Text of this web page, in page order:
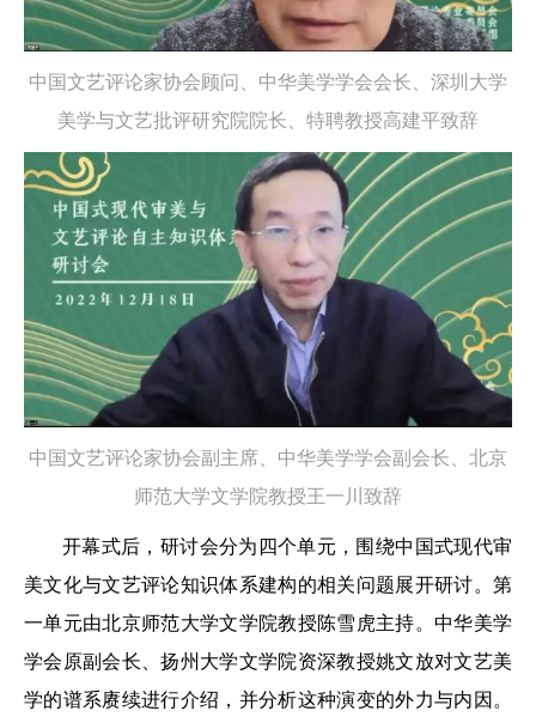
中国文艺评论家协会顾问、中华美学学会会长、深圳大学
美学与文艺批评研究院院长、特聘教授高建平致辞
中国文艺评论家协会副主席、中华美学学会副会长、北京
师范大学文学院教授王一川致辞
开幕式后，研讨会分为四个单元，围绕中国式现代审
美文化与文艺评论知识体系建构的相关问题展开研讨。第
一单元由北京师范大学文学院教授陈雪虎主持。中华美学
学会原副会长、扬州大学文学院资深教授姚文放对文艺美
学的谱系赓续进行介绍，并分析这种演变的外力与内因。